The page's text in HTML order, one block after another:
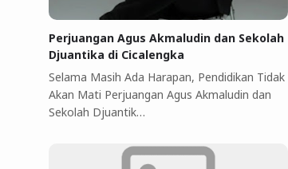
Perjuangan Agus Akmaludin dan Sekolah
Djuantika di Cicalengka
Selama Masih Ada Harapan, Pendidikan Tidak
Akan Mati Perjuangan Agus Akmaludin dan
Sekolah Djuantik…